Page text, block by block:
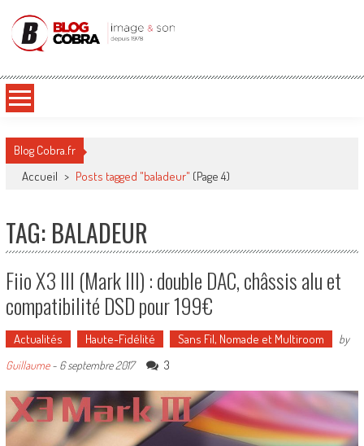
Blog Cobra
Blog Cobra.fr
Accueil > Posts tagged "baladeur" (Page 4)
TAG: BALADEUR
Fiio X3 III (Mark III) : double DAC, châssis alu et
compatibilité DSD pour 199€
Actualités Haute-Fidélité Sans Fil, Nomade et Multiroom
by
Guillaume- 6 septembre 2017 3